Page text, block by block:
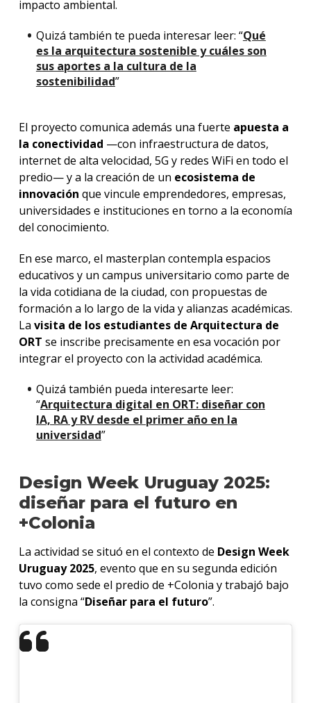
impacto ambiental.
Quizá también te pueda interesar leer: “Qué
es la arquitectura sostenible y cuáles son
sus aportes a la cultura de la
sostenibilidad”
El proyecto comunica además una fuerte apuesta a
la conectividad —con infraestructura de datos,
internet de alta velocidad, 5G y redes WiFi en todo el
predio— y a la creación de un ecosistema de
innovación que vincule emprendedores, empresas,
universidades e instituciones en torno a la economía
del conocimiento.
En ese marco, el masterplan contempla espacios
educativos y un campus universitario como parte de
la vida cotidiana de la ciudad, con propuestas de
formación a lo largo de la vida y alianzas académicas.
La visita de los estudiantes de Arquitectura de
ORT se inscribe precisamente en esa vocación por
integrar el proyecto con la actividad académica.
Quizá también pueda interesarte leer:
“Arquitectura digital en ORT: diseñar con
IA, RA y RV desde el primer año en la
universidad”
Design Week Uruguay 2025:
diseñar para el futuro en
+Colonia
La actividad se situó en el contexto de Design Week
Uruguay 2025, evento que en su segunda edición
tuvo como sede el predio de +Colonia y trabajó bajo
la consigna “Diseñar para el futuro”.